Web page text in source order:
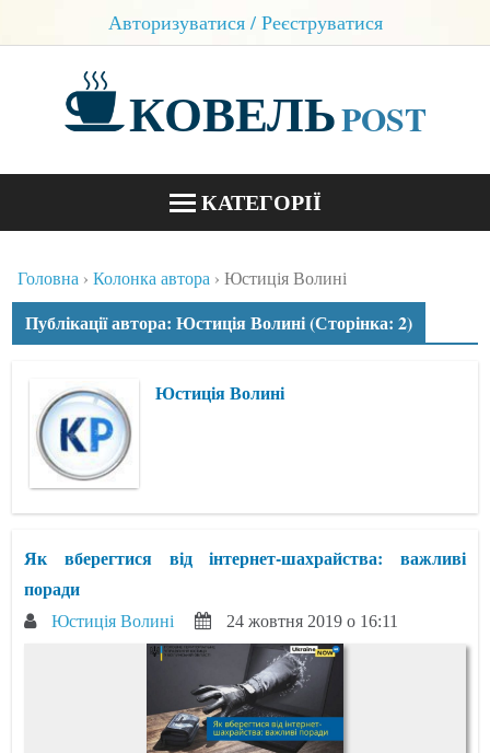
Авторизуватися / Реєструватися
КОВЕЛЬPOST
КАТЕГОРІЇ
БЛОГИ
КОНТАКТИ
Головна Колонка автора Юстиція Волині
Публікації автора: Юстиція Волині (Сторінка: 2)
Юстиція Волині
Як вберегтися від інтернет-шахрайства: важливі
поради
Юстиція Волині 24 жовтня 2019 о 16:11